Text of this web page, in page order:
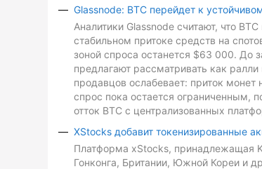
Glassnode: BTC перейдет к
Аналитики Glassnode считают, что
стабильном притоке средств на
зоной спроса останется $63 000. До
предлагают рассматривать как
продавцов ослабевает: приток
спрос пока остается ограниченным,
отток BTC с централизованных
XStocks добавит токенизированные
Платформа xStocks, принадлежащая
Гонконга, Британии, Южной Кореи и